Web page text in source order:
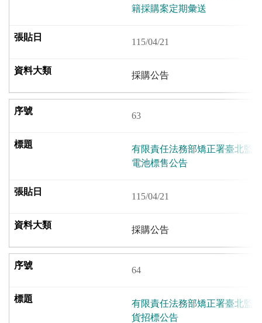
籍採購案定期彙送
115/04/21
採購公告
63
有限責任法務部矯正署臺北監
電池標售公告
115/04/21
採購公告
64
有限責任法務部矯正署臺北監
貨招標公告